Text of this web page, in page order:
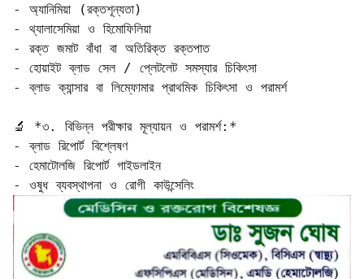
- অ্যানিমিয়া (রক্তশূন্যতা)
- থ্যালাসেমিয়া ও হিমোফিলিয়া
- রক্ত জমাট বাঁধা বা অতিরিক্ত রক্তপাত
- হোয়াইট ব্লাড সেল / প্লেটলেট সমস্যার চিকিৎসা
- ব্লাড ক্যান্সার বা লিম্ফোমার প্রাথমিক চিকিৎসা ও পরামর্শ
🔬 *৩. বিভিন্ন পরীক্ষার মূল্যায়ন ও পরামর্শ:*
- ব্লাড রিপোর্ট বিশ্লেষণ
- হেমাটোলজি রিপোর্ট গাইডলাইন